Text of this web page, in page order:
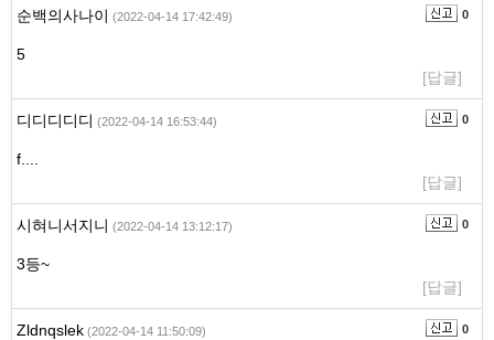
순백의사나이 (2022-04-14 17:42:49) 0
5
[답글]
디디디디디 (2022-04-14 16:53:44) 0
f....
[답글]
시혀니서지니 (2022-04-14 13:12:17) 0
3등~
[답글]
Zldnqslek (2022-04-14 11:50:09) 0